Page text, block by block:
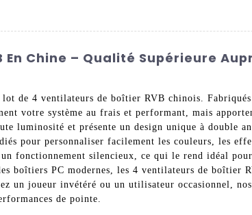
Chine – Qualité Supérieure
de 4 ventilateurs de boîtier RVB chinois.
votre système au frais et performant, mais
luminosité et présente un design unique à double
pour personnaliser facilement les couleurs, les
fonctionnement silencieux, ce qui le rend idéal
boîtiers PC modernes, les 4 ventilateurs de boîtier
un joueur invétéré ou un utilisateur occasionnel,
de pointe.